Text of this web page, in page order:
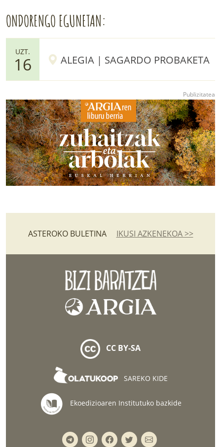
ONDORENGO EGUNETAN:
UZT.
16 ALEGIA | SAGARDO PROBAKETA
ASTEROKO BULETINA IKUSI AZKENEKOA >>
CC BY-SA
SAREKO KIDE
Ekoedizioaren Institutuko bazkide